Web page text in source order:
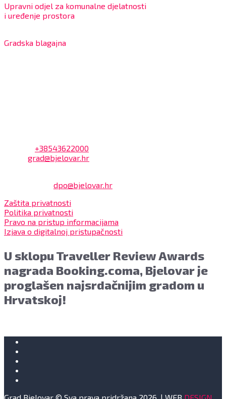
Upravni odjel za komunalne djelatnosti
i uređenje prostora
Gradska blagajna
+38543622000
grad@bjelovar.hr
dpo@bjelovar.hr
Zaštita privatnosti
Politika privatnosti
Pravo na pristup informacijama
Izjava o digitalnoj pristupačnosti
U sklopu Traveller Review Awards
nagrada Booking.coma, Bjelovar je
proglašen najsrdačnijim gradom u
Hrvatskoj!